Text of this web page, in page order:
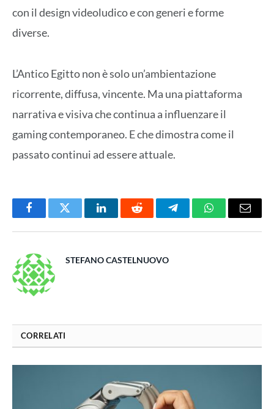
con il design videoludico e con generi e forme
diverse.
L’Antico Egitto non è solo un’ambientazione
ricorrente, diffusa, vincente. Ma una piattaforma
narrativa e visiva che continua a influenzare il
gaming contemporaneo. E che dimostra come il
passato continui ad essere attuale.
FacebookTwitter LinkedInReddit TelegramWhatsAppEmail
STEFANO CASTELNUOVO
CORRELATI